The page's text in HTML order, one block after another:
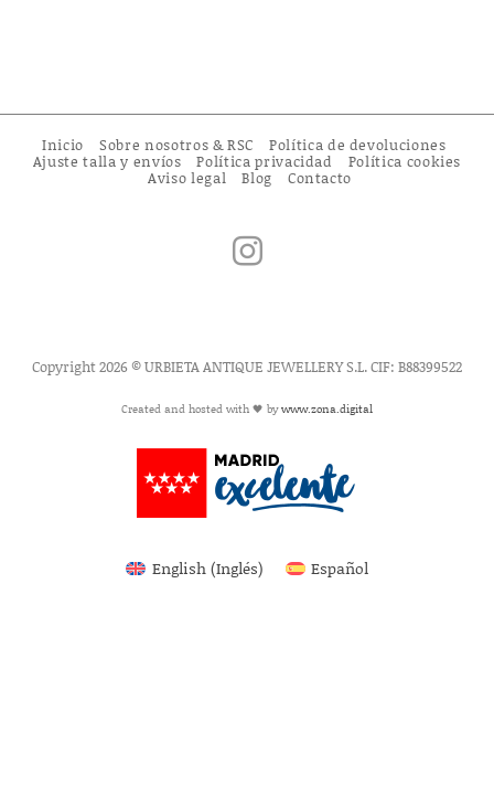
Inicio Sobre nosotros & RSC
Política de devoluciones
Ajuste talla y envíos
Política privacidad
Política cookies
Aviso legal
Blog Contacto
Copyright 2026 © URBIETA ANTIQUE JEWELLERY S.L. CIF: B88399522
Created and hosted with 🖤 bywww.zona.digital
English(Inglés) Español